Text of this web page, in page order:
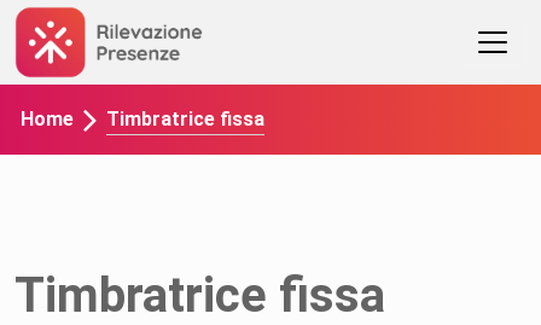
Home Timbratrice fissa
Timbratrice fissa